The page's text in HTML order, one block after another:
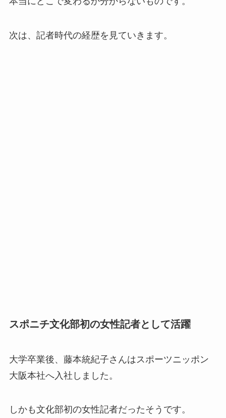
次は、記者時代の経歴を見ていきます。
スポニチ文化部初の女性記者として活躍
大学卒業後、藤本統紀子さんはスポーツニッポン
大阪本社へ入社しました。
しかも文化部初の女性記者だったそうです。